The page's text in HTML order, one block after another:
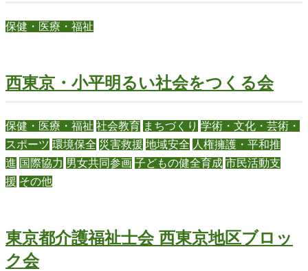
保健・医療・福祉
西東京・小平明るい社会をつくる会
保健・医療・福祉 社会教育 まちづくり 学術・文化・芸術・
スポーツ 環境保全 災害救援 地域安全 人権擁護・平和推
進 国際協力 男女共同参画 子どもの健全育成 市民活動支
援 その他
東京都介護福祉士会 西東京地区ブロッ
ク会